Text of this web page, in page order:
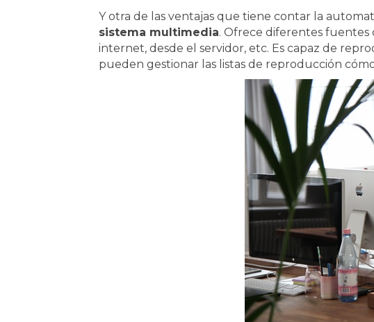
Y otra de las ventajas que tiene contar la
sistema multimedia. Ofrece diferentes fuentes
internet, desde el servidor, etc. Es capaz de
pueden gestionar las listas de reproducción